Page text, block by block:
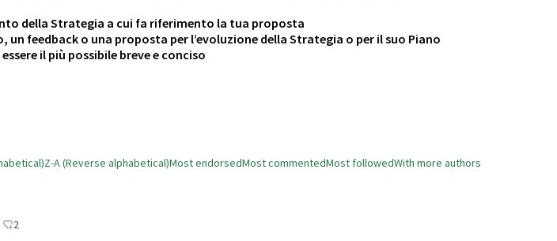
della Strategia a cui fa riferimento la tua proposta
un feedback o una proposta per l’evoluzione della Strategia o per il suo Piano
il più possibile breve e conciso
Z-A (Reverse alphabetical)Most endorsedMost commentedMost followedWith more authors
2